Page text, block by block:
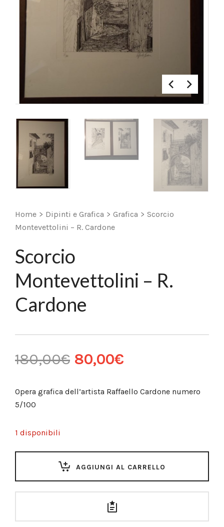
Home > Dipinti e Grafica > Grafica > Scorcio
Montevettolini – R. Cardone
Scorcio
Montevettolini – R.
Cardone
180,00€ 80,00€
Opera grafica dell’artista Raffaello Cardone numero
5/100
1 disponibili
AGGIUNGI AL CARRELLO